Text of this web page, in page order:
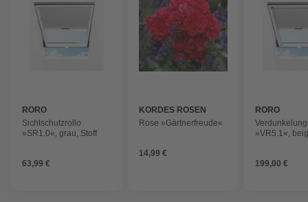
RORO
Sichtschutzrollo
»SR1.0«, grau, Stoff
63,99 €
KORDES ROSEN
Rose »Gärtnerfreude«
14,99 €
RORO
»VR5.1«,
199,00 €